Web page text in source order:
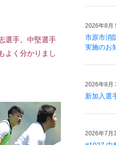
選手。中堅選手
よく分かりまし
2026年8月
市原市消
実施のお
2026年8月
新加入選
2026年7月